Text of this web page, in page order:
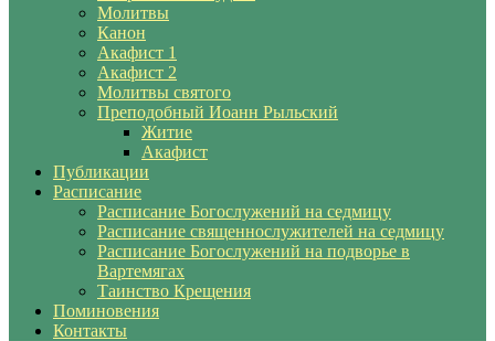
Молитвы
Канон
Акафист 1
Акафист 2
Молитвы святого
Преподобный Иоанн Рыльский
Житие
Акафист
Публикации
Расписание
Расписание Богослужений на седмицу
Расписание священнослужителей на седмицу
Расписание Богослужений на подворье в
Вартемягах
Таинство Крещения
Поминовения
Контакты